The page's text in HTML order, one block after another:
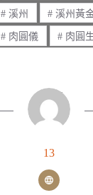
#溪州 # 溪州黃
#肉圓儀 # 肉圓
13